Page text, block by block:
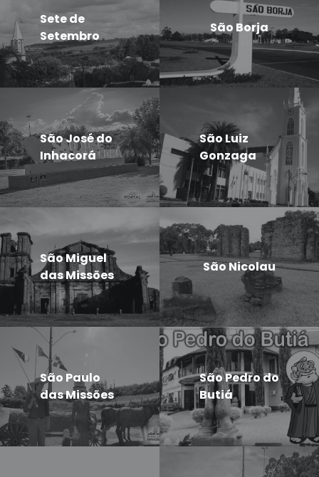
Sete de
Setembro
São Borja
São José do
Inhacorá
São Luiz
Gonzaga
São Miguel
das Missões
São Nicolau
São Paulo
das Missões
São Pedro do
Butiá